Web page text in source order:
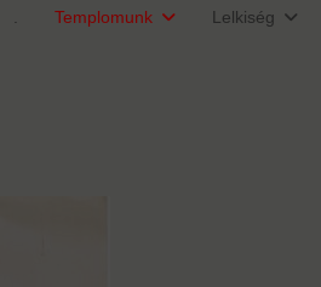
Templomunk Lelkiség